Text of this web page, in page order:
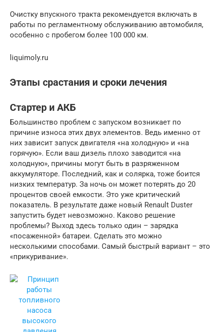
Очистку впускного тракта рекомендуется включать в
работы по регламентному обслуживанию автомобиля,
особенно с пробегом более 100 000 км.
liquimoly.ru
Этапы срастания и сроки лечения
Стартер и АКБ
Большинство проблем с запуском возникает по
причине износа этих двух элементов. Ведь именно от
них зависит запуск двигателя «на холодную» и «на
горячую». Если ваш дизель плохо заводится «на
холодную», причины могут быть в разряженном
аккумуляторе. Последний, как и солярка, тоже боится
низких температур. За ночь он может потерять до 20
процентов своей емкости. Это уже критический
показатель. В результате даже новый Renault Duster
запустить будет невозможно. Каково решение
проблемы? Выход здесь только один – зарядка
«посаженной» батареи. Сделать это можно
несколькими способами. Самый быстрый вариант – это
«прикуривание».